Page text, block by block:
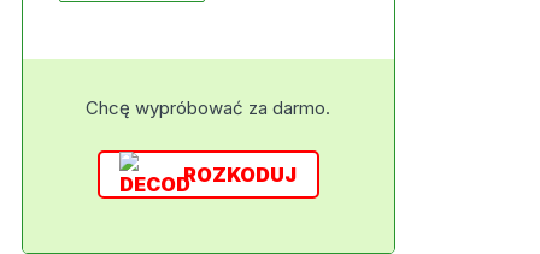
Chcę wypróbować za darmo.
ROZKODUJ